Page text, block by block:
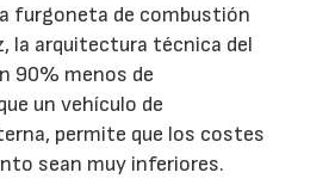
furgoneta de combustión
la arquitectura técnica del
90% menos de
un vehículo de
permite que los costes
sean muy inferiores.